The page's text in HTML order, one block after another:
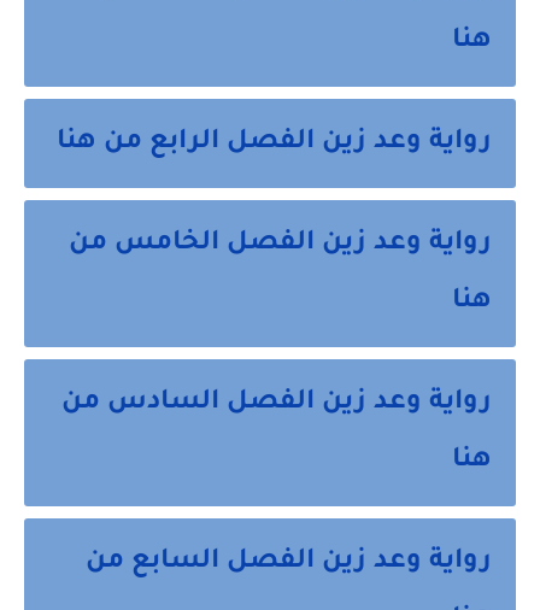
هنا
رواية وعد زين الفصل الرابع من هنا
رواية وعد زين الفصل الخامس من
هنا
رواية وعد زين الفصل السادس من
هنا
رواية وعد زين الفصل السابع من